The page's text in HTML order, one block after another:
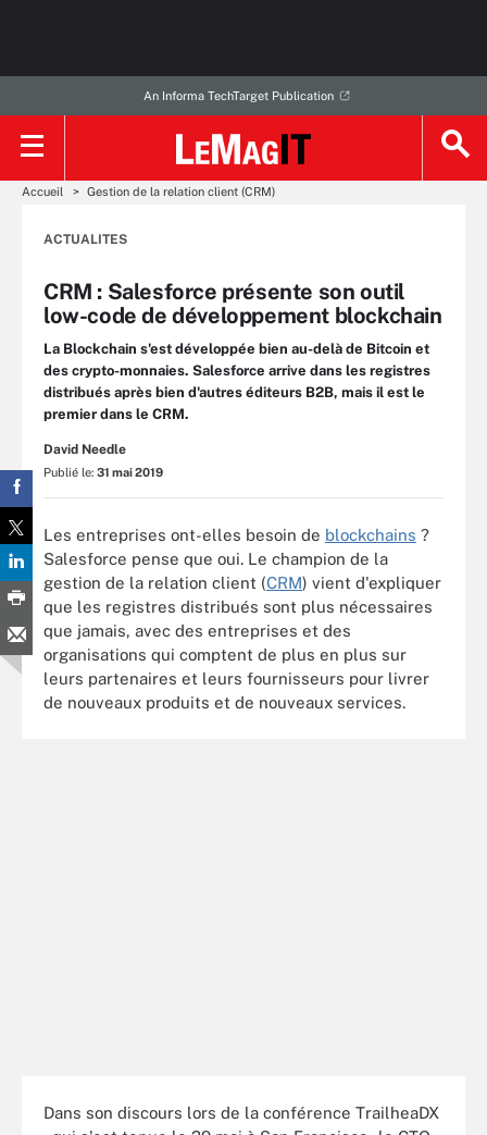
An Informa TechTarget Publication
Accueil Gestion de la relation client (CRM)
ACTUALITES
CRM : Salesforce présente son outil
low-code de développement blockchain
La Blockchain s'est développée bien au-delà de Bitcoin et
des crypto-monnaies. Salesforce arrive dans les registres
distribués après bien d'autres éditeurs B2B, mais il est le
premier dans le CRM.
David Needle
Publié le: 31 mai 2019
Les entreprises ont-elles besoin de blockchains ?
Salesforce pense que oui. Le champion de la
gestion de la relation client (CRM) vient d'expliquer
que les registres distribués sont plus nécessaires
que jamais, avec des entreprises et des
organisations qui comptent de plus en plus sur
leurs partenaires et leurs fournisseurs pour livrer
de nouveaux produits et de nouveaux services.
Dans son discours lors de la conférence TrailheaDX